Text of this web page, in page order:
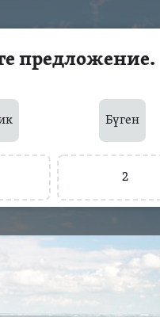
предложение.
Бүген
2